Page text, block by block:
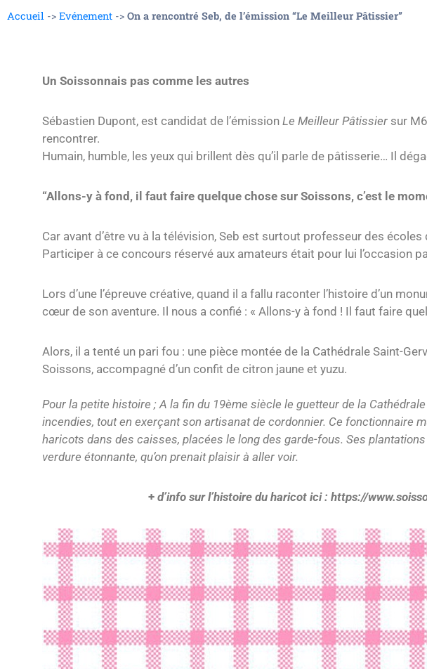
Accueil -> Evénement -> On a rencontré Seb, de l’émission “Le Meilleur Pâtissier”
Un Soissonnais pas comme les autres
Sébastien Dupont, est candidat de l’émission Le Meilleur Pâtissier sur
rencontrer.
Humain, humble, les yeux qui brillent dès qu’il parle de pâtisserie… Il
“Allons-y à fond, il faut faire quelque chose sur Soissons, c’est le
Car avant d’être vu à la télévision, Seb est surtout professeur des
Participer à ce concours réservé aux amateurs était pour lui l’occasion
Lors d’une l’épreuve créative, quand il a fallu raconter l’histoire d’un
cœur de son aventure. Il nous a confié : « Allons-y à fond ! Il faut faire
Alors, il a tenté un pari fou : une pièce montée de la Cathédrale Saint-
Soissons, accompagné d’un confit de citron jaune et yuzu.
Pour la petite histoire ; A la fin du 19ème siècle le guetteur de la
incendies, tout en exerçant son artisanat de cordonnier. Ce fonctionnaire
haricots dans des caisses, placées le long des garde-fous. Ses
verdure étonnante, qu’on prenait plaisir à aller voir.
+ d’info sur l’histoire du haricot ici : https://